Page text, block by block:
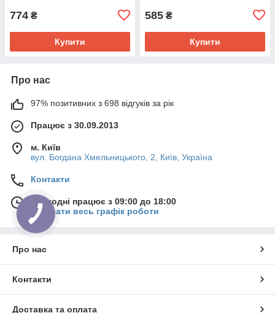
774 ₴
Купити
585 ₴
Купити
Про нас
97% позитивних з 698 відгуків за рік
Працює з 30.09.2013
м. Київ
вул. Богдана Хмельницького, 2, Київ, Україна
Контакти
Сьогодні працює з 09:00 до 18:00
Показати весь графік роботи
Про нас
Контакти
Доставка та оплата